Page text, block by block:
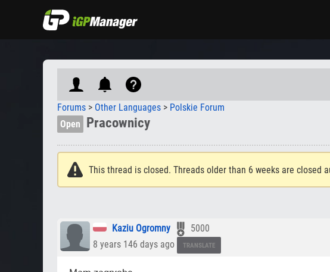
Forums > Other Languages > Polskie Forum
Open
Pracownicy
This thread is closed. Threads older than 6 weeks are closed
Kaziu Ogromny
5000
8 years 146 days ago
TRANSLATE